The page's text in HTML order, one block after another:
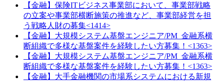
【金融】保険ITビジネス事業部において、事業部戦略
の立案や事業部横断施策の推進など、事業部経営を担
う戦略人財の募集<1414>
【金融】大規模システム基盤エンジニア/PM_金融系横
断組織で多様な基盤案件を経験したい方募集！<1363>
【金融】大規模システム基盤エンジニア/PM_金融系横
断組織で多様な基盤案件を経験したい方募集！<1363>
【金融】大手金融機関の市場系システムにおける新規